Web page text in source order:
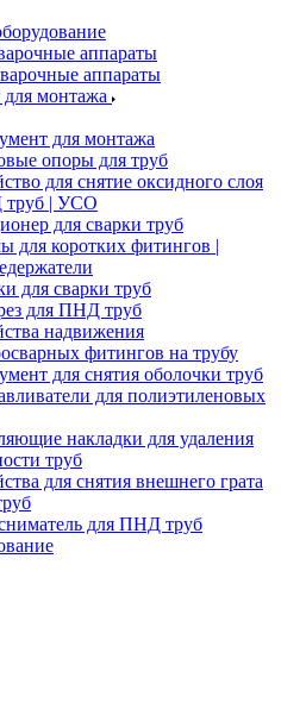
аппараты
аппараты
монтажа
для монтажа
опоры для труб
для снятие оксидного слоя
| УСО
для сварки труб
для коротких фитингов |
для сварки труб
для ПНД труб
надвижения
фитингов на трубу
для снятия оболочки труб
для полиэтиленовых
накладки для удаления
труб
для снятия внешнего грата
для ПНД труб